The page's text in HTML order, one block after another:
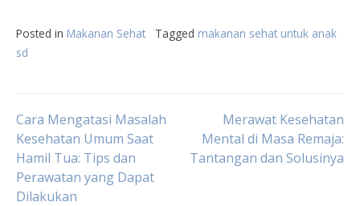
Posted in Makanan Sehat Tagged makanan sehat untuk anak
sd
Post
navigation
Cara Mengatasi Masalah
Kesehatan Umum Saat
Hamil Tua: Tips dan
Perawatan yang Dapat
Dilakukan
Merawat Kesehatan
Mental di Masa Remaja:
Tantangan dan Solusinya